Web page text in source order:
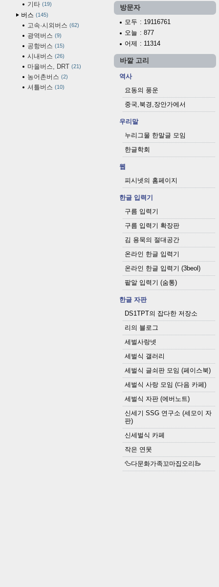
기타 19
버스 145
고속·시외버스 62
광역버스 9
공항버스 15
시내버스 26
마을버스, DRT 21
농어촌버스 2
셔틀버스 10
방문자
모두 : 19116761
오늘 : 877
어제 : 11314
바깥 고리
역사
요동의 풍운
중국,북경,장안가에서
우리말
누리그물 한말글 모임
한글학회
웹
피시넷의 홈페이지
한글 입력기
구름 입력기
구름 입력기 확장판
김 용묵의 절대공간
온라인 한글 입력기
온라인 한글 입력기 (3beol)
팥알 입력기 (숨통)
한글 자판
DS1TPT의 잡다한 저장소
리의 블로그
세벌사랑넷
세벌식 갤러리
세벌식 글쇠판 모임 (페이스북)
세벌식 사랑 모임 (다음 카페)
세벌식 자판 (에버노트)
신세기 SSG 연구소 (세모이 자
판)
신세벌식 카페
작은 연못
🦆다문화가족꼬마집오리🦢